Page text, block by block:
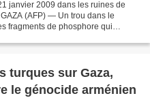
janvier 2009 dans les ruines de
(AFP) — Un trou dans le
fragments de phosphore qui
turques sur Gaza,
le génocide arménien